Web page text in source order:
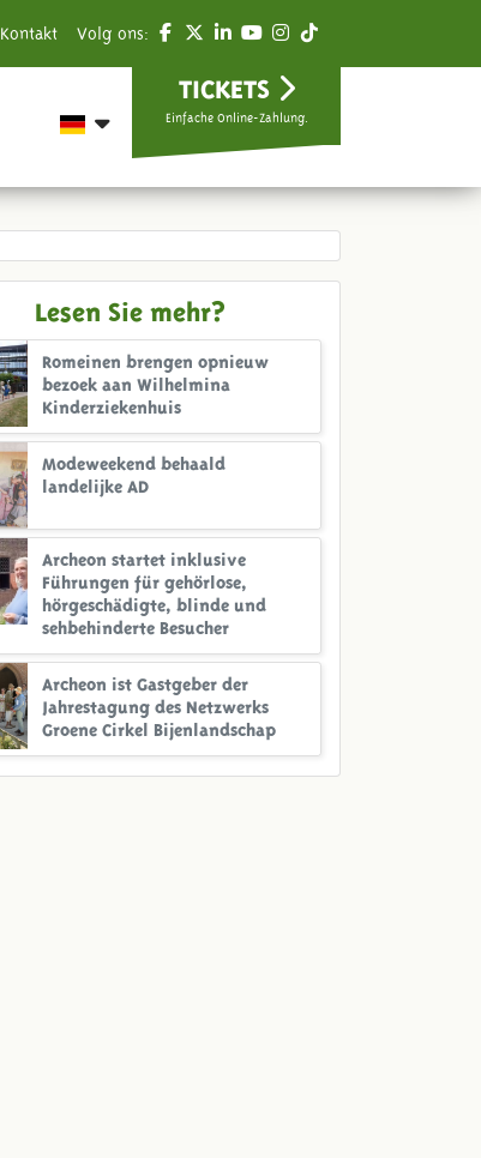
Kontakt Volg ons:
TICKETS
Einfache Online-Zahlung.
Lesen Sie mehr?
Romeinen brengen opnieuw
bezoek aan Wilhelmina
Kinderziekenhuis
Modeweekend behaald
landelijke AD
Archeon startet inklusive
Führungen für gehörlose,
hörgeschädigte, blinde und
sehbehinderte Besucher
Archeon ist Gastgeber der
Jahrestagung des Netzwerks
Groene Cirkel Bijenlandschap